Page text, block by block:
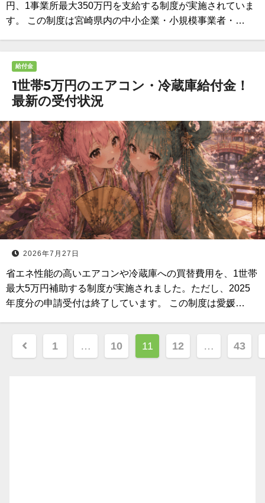
円、1事業所最大350万円を支給する制度が実施されていま
す。 この制度は宮崎県内の中小企業・小規模事業者・…
給付金
1世帯5万円のエアコン・冷蔵庫給付金！
最新の受付状況
2026年7月27日
省エネ性能の高いエアコンや冷蔵庫への買替費用を、1世帯
最大5万円補助する制度が実施されました。ただし、2025
年度分の申請受付は終了しています。 この制度は愛媛…
稿
1 … 10 11 12 … 43